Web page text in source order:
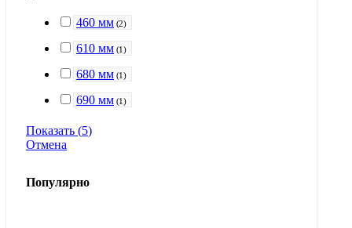
460 мм (2)
610 мм (1 )
680 мм (1 )
690 мм (1 )
Показать (5)
Отмена
Популярно